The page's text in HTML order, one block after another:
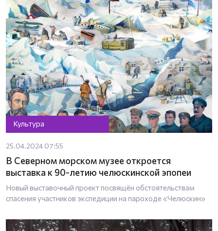
Культура
25.04.2024 07:55
В Северном морском музее откроется
выставка к 90-летию челюскинской эпопеи
Новый выставочный проект посвящён обстоятельствам
спасения участников экспедиции на пароходе «Челюскин»